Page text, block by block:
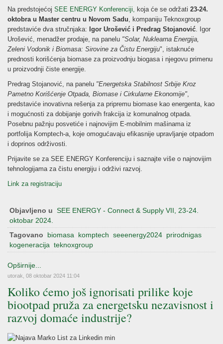
Na predstojećoj SEE ENERGY Konferenciji, koja će se održati 23-24.
oktobra u Master centru u Novom Sadu, kompaniju Teknoxgroup
predstaviće dva stručnjaka: Igor Urošević i Predrag Stojanović. Igor
Urošević, menadžer prodaje, na panelu "Solar, Nuklearna Energija,
Zeleni Vodonik i Biomasa: Sirovine za Čistu Energiju", istaknuće
prednosti korišćenja biomase za proizvodnju biogasa i njegovu primenu
u proizvodnji čiste energije.
Predrag Stojanović, na panelu "Energetska Stabilnost Srbije Kroz
Pametno Korišćenje Otpada, Biomase i Cirkularne Ekonomije",
predstaviće inovativna rešenja za pripremu biomase kao energenta, kao
i mogućnosti za dobijanje gorivih frakcija iz komunalnog otpada.
Posebnu pažnju posvetiće i najnovijim E-mobilnim mašinama iz
portfolija Komptech-a, koje omogućavaju efikasnije upravljanje otpadom
i doprinos održivosti.
Prijavite se za SEE ENERGY Konferenciju i saznajte više o najnovijim
tehnologijama za čistu energiju i održivi razvoj.
Link za registraciju
Objavljeno u SEE ENERGY - Connect & Supply VII, 23-24.
oktobar 2024.
Tagovano
biomasa komptech seeenergy2024 prirodnigas
kogeneracija teknoxgroup
Opširnije...
utorak, 08 oktobar 2024 11:04
Koliko ćemo još ignorisati prilike koje
biootpad pruža za energetsku nezavisnost i
razvoj domaće industrije?